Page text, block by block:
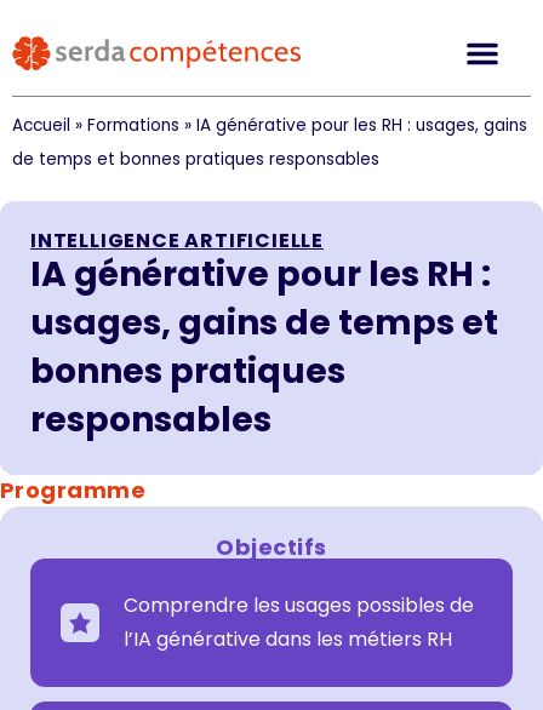
Accueil » Formations » IA générative pour les RH : usages, gains
de temps et bonnes pratiques responsables
INTELLIGENCE ARTIFICIELLE
IA générative pour les RH :
usages, gains de temps et
bonnes pratiques
responsables
Programme
Objectifs
Comprendre les usages possibles de
l’IA générative dans les métiers RH